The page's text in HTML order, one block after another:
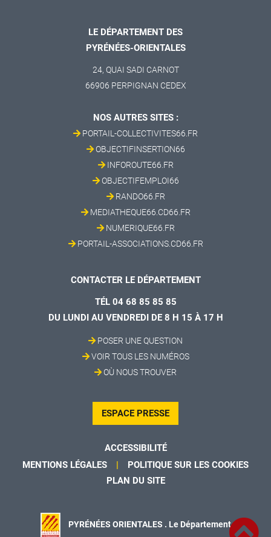
LE DÉPARTEMENT DES
PYRÉNÉES-ORIENTALES
24, QUAI SADI CARNOT
66906 PERPIGNAN CEDEX
NOS AUTRES SITES :
PORTAIL-COLLECTIVITES66.FR
OBJECTIFINSERTION66
INFOROUTE66.FR
OBJECTIFEMPLOI66
RANDO66.FR
MEDIATHEQUE66.CD66.FR
NUMERIQUE66.FR
PORTAIL-ASSOCIATIONS.CD66.FR
CONTACTER LE DÉPARTEMENT
TÉL 04 68 85 85 85
DU LUNDI AU VENDREDI DE 8 H 15 À 17 H
POSER UNE QUESTION
VOIR TOUS LES NUMÉROS
OÙ NOUS TROUVER
ESPACE PRESSE
ACCESSIBILITÉ
MENTIONS LÉGALES
POLITIQUE SUR LES COOKIES
PLAN DU SITE
PYRÉNÉES ORIENTALES . Le Département